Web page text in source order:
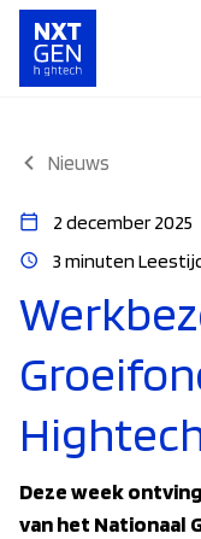
Nieuws
2 december 2025
3 minuten
Deze week
van het Nationaal